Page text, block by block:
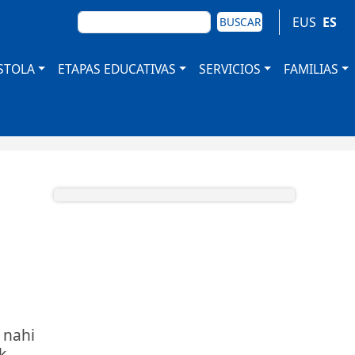
BUSCAR BUSCAR EUS ES
ETAPAS EDUCATIVAS SERVICIOS FAMILIAS